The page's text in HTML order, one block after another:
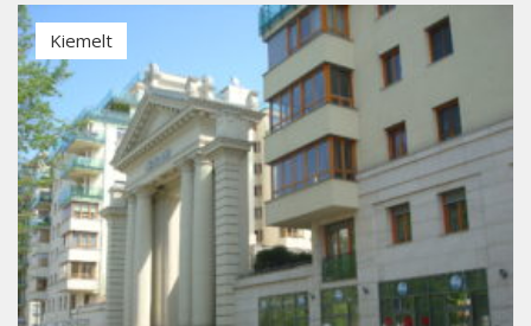
Kiemelt